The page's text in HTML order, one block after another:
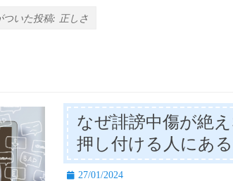
ついた投稿: 正しさ
なぜ誹謗中傷が絶
押し付ける人にあ
投 27/01/2024